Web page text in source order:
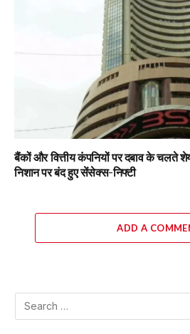
बैंकों और वित्तीय कंपनियों पर दबाव के चलते
निशान पर बंद हुए सेंसेक्स-निफ्टी
ADD A